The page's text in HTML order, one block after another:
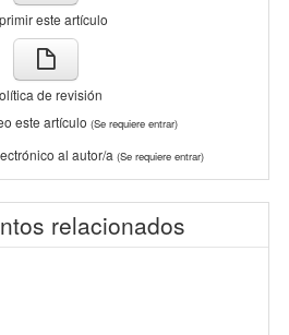
este artículo
de revisión
este artículo (Se requiere entrar)
al autor/a (Se requiere entrar)
relacionados